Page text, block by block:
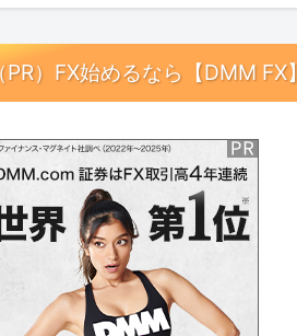
（PR）FX始めるなら【DMM FX】